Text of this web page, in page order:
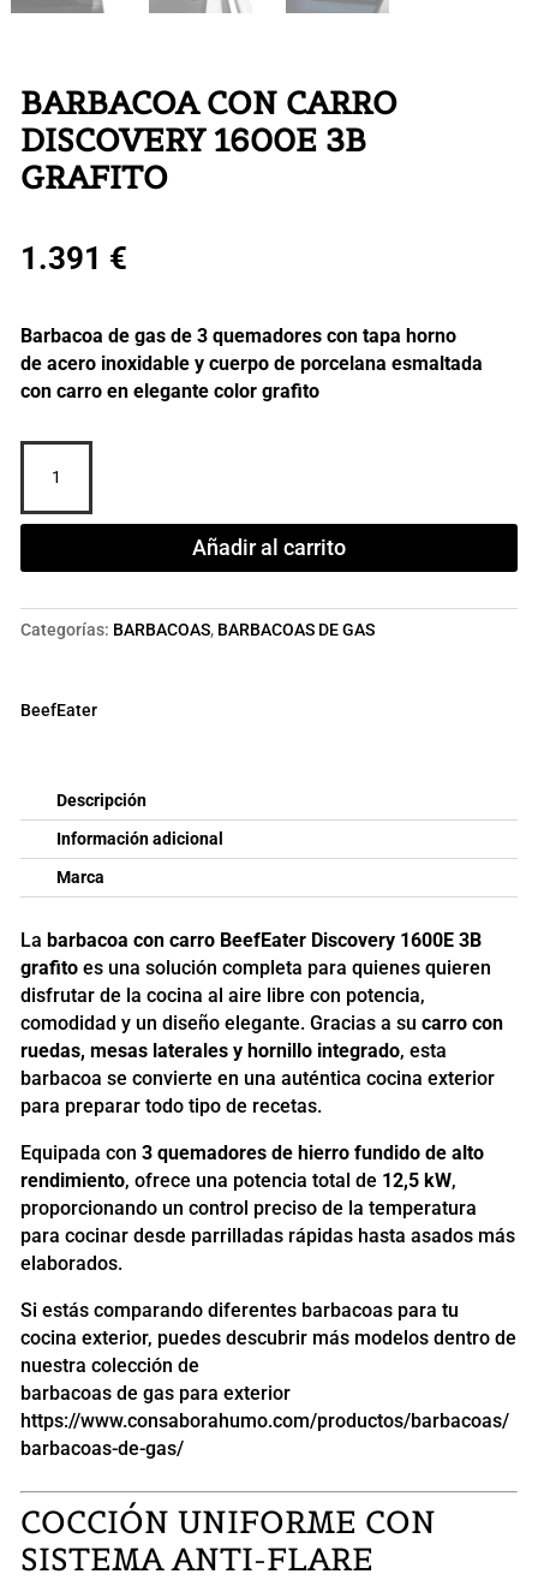
BARBACOA CON CARRO
DISCOVERY 1600E 3B
GRAFITO
1.391 €
Barbacoa de gas de 3 quemadores con tapa horno
de acero inoxidable y cuerpo de porcelana esmaltada
con carro en elegante color grafito
CON
CARRO
GRAFITO
Añadir al carrito
Categorías: BARBACOAS, BARBACOAS DE GAS
BeefEater
Descripción
Información adicional
Marca
La barbacoa con carro BeefEater Discovery 1600E 3B
grafitoes una solución completa para quienes quieren
disfrutar de la cocina al aire libre con potencia,
comodidad y un diseño elegante. Gracias a su carro con
ruedas, mesas laterales y hornillo integrado, esta
barbacoa se convierte en una auténtica cocina exterior
para preparar todo tipo de recetas.
Equipada con 3 quemadores de hierro fundido de alto
rendimiento, ofrece una potencia total de 12,5 kW,
proporcionando un control preciso de la temperatura
para cocinar desde parrilladas rápidas hasta asados más
elaborados.
Si estás comparando diferentes barbacoas para tu
cocina exterior, puedes descubrir más modelos dentro de
nuestra colección de
barbacoas de gas para exterior
https://www.consaborahumo.com/productos/barbacoas/
barbacoas-de-gas/
COCCIÓN UNIFORME CON
SISTEMA ANTI-FLARE